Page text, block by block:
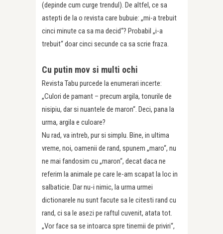
(depinde cum curge trendul). De altfel, ce sa
astepti de la o revista care bubuie: „mi-a trebuit
cinci minute ca sa ma decid“? Probabil „i-a
trebuit“ doar cinci secunde ca sa scrie fraza.
Cu putin mov si multi ochi
Revista Tabu purcede la enumerari incerte:
„Culori de pamant – precum argila, tonurile de
nisipiu, dar si nuantele de maron“. Deci, pana la
urma, argila e culoare?
Nu rad, va intreb, pur si simplu. Bine, in ultima
vreme, noi, oamenii de rand, spunem „maro“, nu
ne mai fandosim cu „maron“, decat daca ne
referim la animale pe care le-am scapat la loc in
salbaticie. Dar nu-i nimic, la urma urmei
dictionarele nu sunt facute sa le citesti rand cu
rand, ci sa le asezi pe raftul cuvenit, atata tot.
„Vor face sa se intoarca spre tinemii de priviri“,